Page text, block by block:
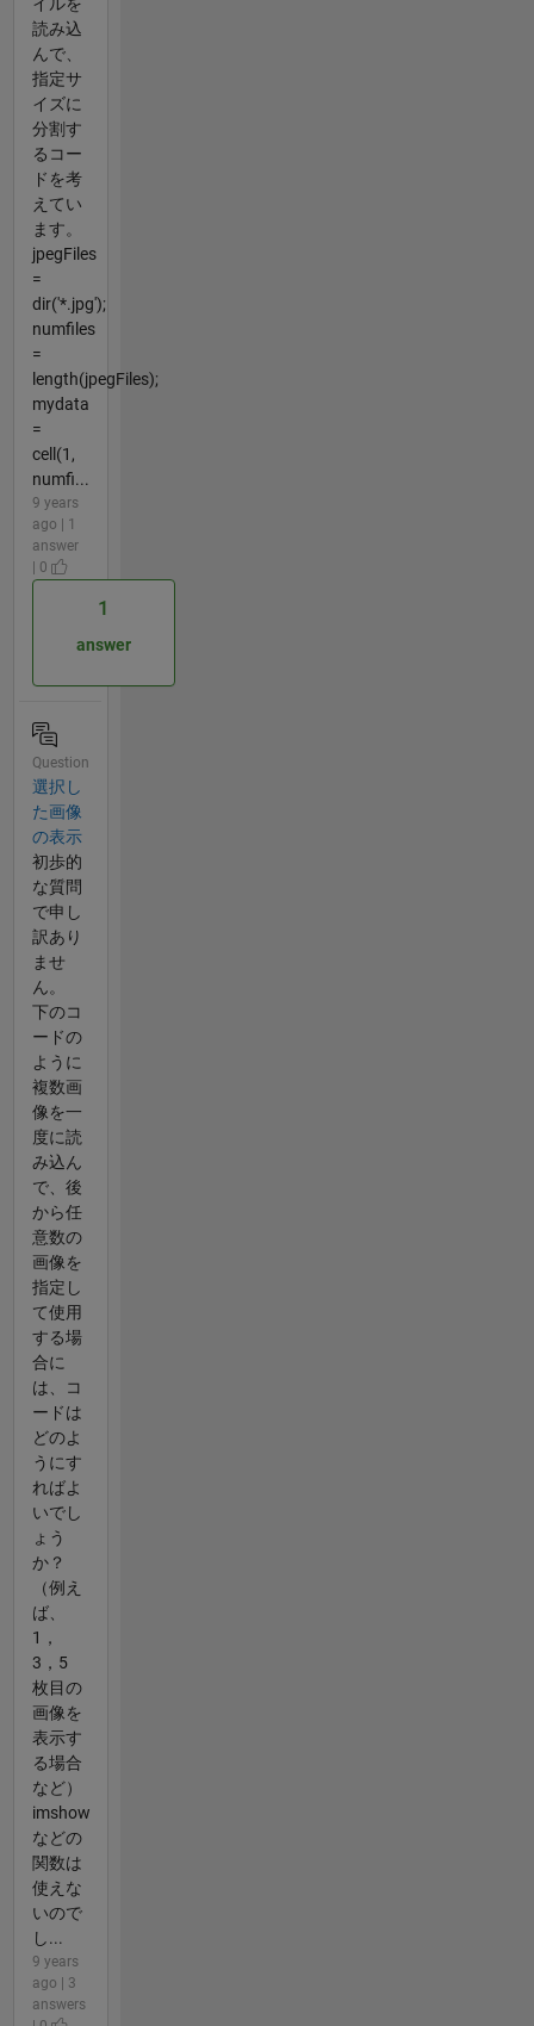
読み込
んで、
指定サ
イズに
分割す
るコー
ドを考
えてい
ます。
jpegFiles
=
dir('*.jpg');
numfiles
=
length(jpegFiles);
mydata
=
cell(1,
numfi...
9 years
ago | 1
answer
| 0
1
answer
Question
選択し
た画像
の表示
初歩的
な質問
で申し
訳あり
ませ
ん。
下のコ
ードの
ように
複数画
像を一
度に読
み込ん
で、後
から任
意数の
画像を
指定し
て使用
する場
合に
は、コ
ードは
どのよ
うにす
ればよ
いでし
ょう
か？
（例え
ば、
1，
3，5
枚目の
画像を
表示す
る場合
など）
imshow
などの
関数は
使えな
いので
し...
9 years
ago | 3
answers